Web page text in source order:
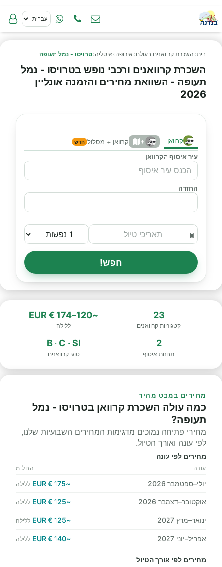
בית› השכרת קרוואנים בעולם › אירופה › איטליה ›טרויסו - נמל תעופה
השכרת קרוואנים ורכבי נופש בטרויסו - נמל
תעופה - השוואת מחירים והזמנה אונליין
2026
קרוואן + קרוואן + מסלול חדש
עיר איסוף הקרוואן
החזרה
חפש!
23
קטגוריות קרוואנים
~120–174 € EUR
ללילה
2
תחנות איסוף
B · C · SI
סוגי קרוואנים
מחירים במבט מהיר
כמה עולה השכרת קרוואן בטרויסו - נמל
תעופה?
מחירי פתיחה נמוכים מדגימות המחירים השבועיות שלנו,
לפי עונה ואורך הטיול.
מחירים לפי עונה
עונה החל מ
יולי–ספטמבר 2026 ~175 € EUR ללילה
אוקטובר–דצמבר 2026 ~125 € EUR ללילה
ינואר–מרץ 2027 ~125 € EUR ללילה
אפריל–יוני 2027 ~140 € EUR ללילה
מחירים לפי אורך הטיול